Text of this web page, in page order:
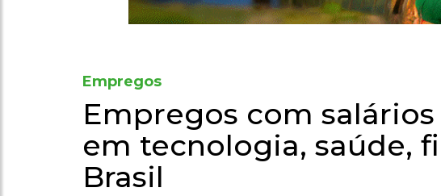
Empregos
Empregos com
em tecnologia, saúde,
Brasil